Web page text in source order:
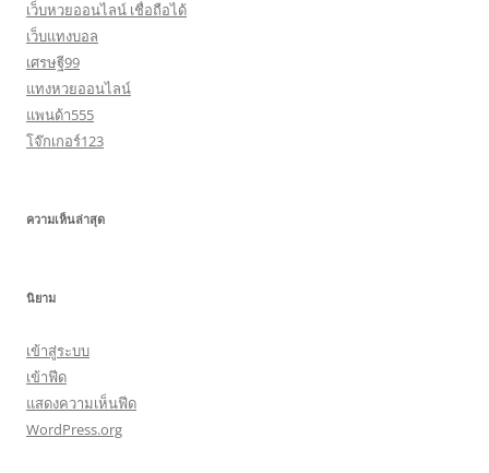
เว็บหวยออนไลน์ เชื่อถือได้
เว็บแทงบอล
เศรษฐี99
แทงหวยออนไลน์
แพนด้า555
โจ๊กเกอร์123
ความเห็นล่าสุด
นิยาม
เข้าสู่ระบบ
เข้าฟีด
แสดงความเห็นฟีด
WordPress.org